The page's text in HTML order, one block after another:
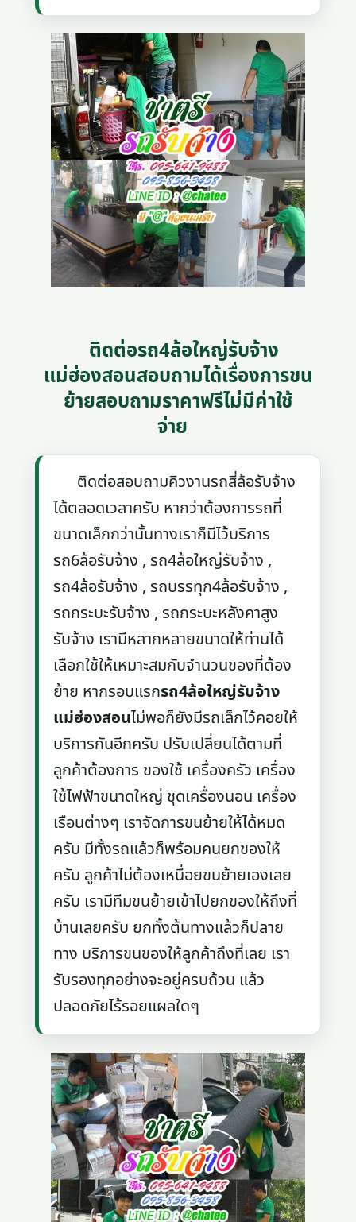
ติดต่อรถ4ล้อใหญ่รับจ้าง
แม่ฮ่องสอนสอบถามได้เรื่องการขน
ย้ายสอบถามราคาฟรีไม่มีค่าใช้
จ่าย
ติดต่อสอบถามคิวงานรถสี่ล้อรับจ้าง
ได้ตลอดเวลาครับ หากว่าต้องการรถที่
ขนาดเล็กกว่านั้นทางเราก็มีไว้บริการ
รถ6ล้อรับจ้าง , รถ4ล้อใหญ่รับจ้าง ,
รถ4ล้อรับจ้าง , รถบรรทุก4ล้อรับจ้าง ,
รถกระบะรับจ้าง , รถกระบะหลังคาสูง
รับจ้าง เรามีหลากหลายขนาดให้ท่านได้
เลือกใช้ให้เหมาะสมกับจำนวนของที่ต้อง
ย้าย หากรอบแรกรถ4ล้อใหญ่รับจ้าง
แม่ฮ่องสอนไม่พอก็ยังมีรถเล็กไว้คอยให้
บริการกันอีกครับ ปรับเปลี่ยนได้ตามที่
ลูกค้าต้องการ ของใช้ เครื่องครัว เครื่อง
ใช้ไฟฟ้าขนาดใหญ่ ชุดเครื่องนอน เครื่อง
เรือนต่างๆ เราจัดการขนย้ายให้ได้หมด
ครับ มีทั้งรถแล้วก็พร้อมคนยกของให้
ครับ ลูกค้าไม่ต้องเหนื่อยขนย้ายเองเลย
ครับ เรามีทีมขนย้ายเข้าไปยกของให้ถึงที่
บ้านเลยครับ ยกทั้งต้นทางแล้วก็ปลาย
ทาง บริการขนของให้ลูกค้าถึงที่เลย เรา
รับรองทุกอย่างจะอยู่ครบถ้วน แล้ว
ปลอดภัยไร้รอยแผลใดๆ